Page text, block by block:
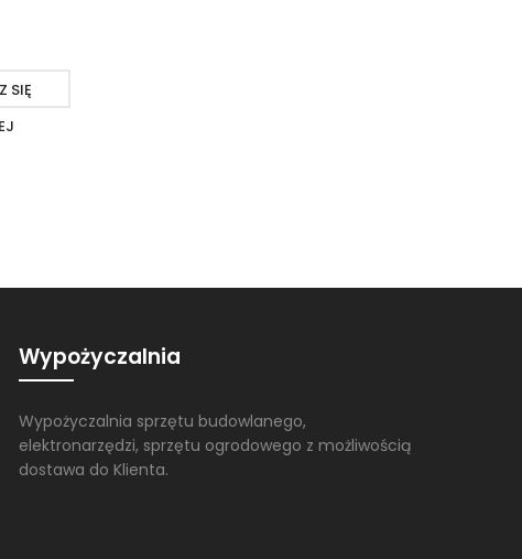
SIĘ
Wypożyczalnia
Wypożyczalnia sprzętu budowlanego,
elektronarzędzi, sprzętu ogrodowego z możliwością
dostawa do Klienta.